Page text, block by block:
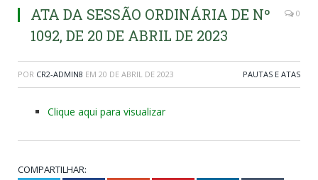
ATA DA SESSÃO ORDINÁRIA DE Nº
1092, DE 20 DE ABRIL DE 2023
0
POR CR2-ADMIN8 EM 20 DE ABRIL DE 2023 PAUTAS E ATAS
Clique aqui para visualizar
COMPARTILHAR: